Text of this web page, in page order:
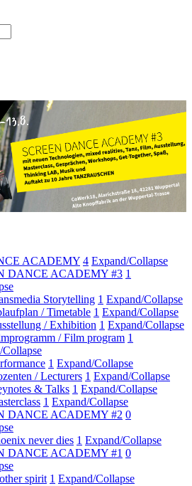
ACADEMY 4 Expand/Collapse
DANCE ACADEMY #3 1
Storytelling 1 Expand/Collapse
/ Timetable 1 Expand/Collapse
/ Exhibition 1 Expand/Collapse
/ Film program 1
1 Expand/Collapse
/ Lecturers 1 Expand/Collapse
& Talks 1 Expand/Collapse
1 Expand/Collapse
DANCE ACADEMY #2 0
never dies 1 Expand/Collapse
DANCE ACADEMY #1 0
spirit 1 Expand/Collapse